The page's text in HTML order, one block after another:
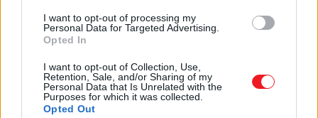
I want to opt-out of processing my
Personal Data for Targeted Advertising.
Opted In
I want to opt-out of Collection, Use,
Retention, Sale, and/or Sharing of my
Personal Data that Is Unrelated with the
Purposes for which it was collected.
Opted Out